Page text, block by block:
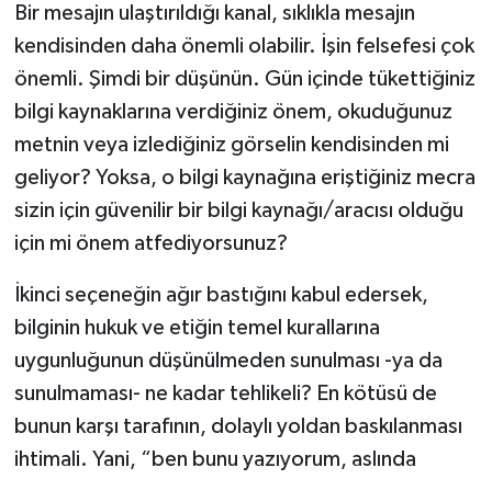
Bir mesajın ulaştırıldığı kanal, sıklıkla mesajın
kendisinden daha önemli olabilir. İşin felsefesi çok
önemli. Şimdi bir düşünün. Gün içinde tükettiğiniz
bilgi kaynaklarına verdiğiniz önem, okuduğunuz
metnin veya izlediğiniz görselin kendisinden mi
geliyor? Yoksa, o bilgi kaynağına eriştiğiniz mecra
sizin için güvenilir bir bilgi kaynağı/aracısı olduğu
için mi önem atfediyorsunuz?
İkinci seçeneğin ağır bastığını kabul edersek,
bilginin hukuk ve etiğin temel kurallarına
uygunluğunun düşünülmeden sunulması -ya da
sunulmaması- ne kadar tehlikeli? En kötüsü de
bunun karşı tarafının, dolaylı yoldan baskılanması
ihtimali. Yani, “ben bunu yazıyorum, aslında